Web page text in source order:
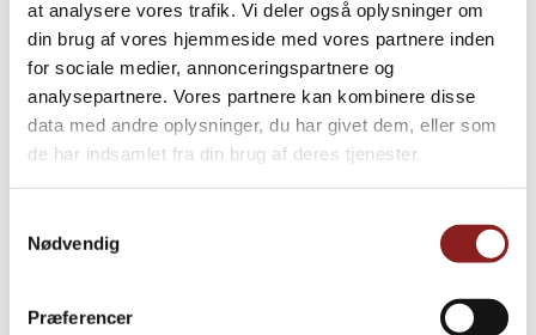
at analysere vores trafik. Vi deler også oplysninger om
din brug af vores hjemmeside med vores partnere inden
for sociale medier, annonceringspartnere og
analysepartnere. Vores partnere kan kombinere disse
data med andre oplysninger, du har givet dem, eller som
de har indsamlet fra din brug af deres tjenester.
Nødvendig
Præferencer
10. Mit Alufolie oder Deckel abdecken und backen, bis der Lachs
gar ist. Ungefähr 12-15 Minuten für Lachsfilets.
11. Den Spargel zubereiten und in Olivenöl und Salz schwenken.
12. In einer Pfanne oder auf dem Grill bei starker Hitze 3 Minuten
13. den Lachs mit Spargel und Tomatenkompott servieren.